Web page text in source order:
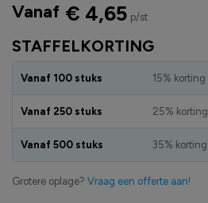
STAFFELKORTING
Vanaf 100 stuks 15% korting
Vanaf 250 stuks 25% korting
Vanaf 500 stuks 35% korting
Grotere oplage? Vraag een offerte aan!
Vanaf € 4,65 p/st